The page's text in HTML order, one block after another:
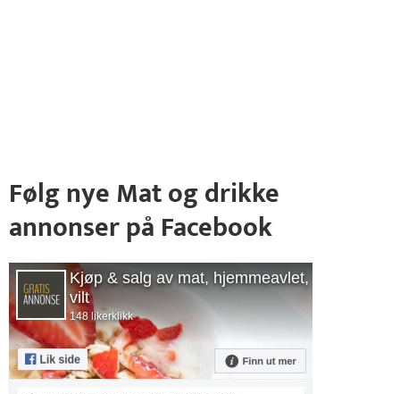
Følg nye Mat og drikke
annonser på Facebook
Kjøp & salg av mat, hjemmeavlet,
vilt
148 likerklikk